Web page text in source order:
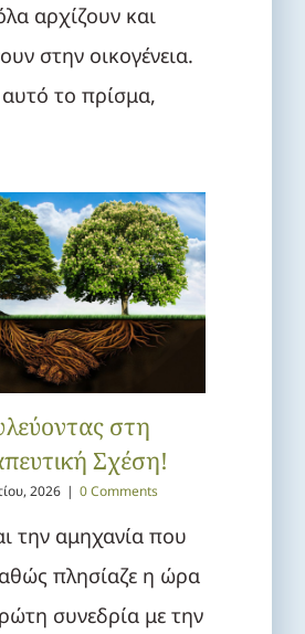
αρχίζουν και
στην οικογένεια.
το πρίσμα,
στη
Σχέση!
2026 | 0 Comments
την αμηχανία που
πλησίαζε η ώρα
συνεδρία με την